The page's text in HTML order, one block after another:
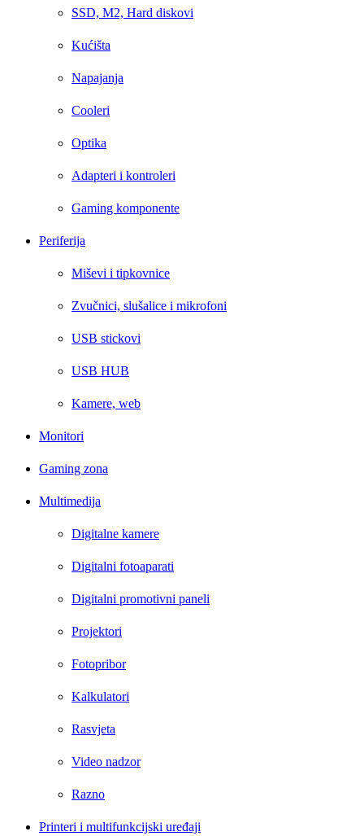
SSD, M2, Hard diskovi
Kućišta
Napajanja
Cooleri
Optika
Adapteri i kontroleri
Gaming komponente
Periferija
Miševi i tipkovnice
Zvučnici, slušalice i mikrofoni
USB stickovi
USB HUB
Kamere, web
Monitori
Gaming zona
Multimedija
Digitalne kamere
Digitalni fotoaparati
Digitalni promotivni paneli
Projektori
Fotopribor
Kalkulatori
Rasvjeta
Video nadzor
Razno
Printeri i multifunkcijski uređaji